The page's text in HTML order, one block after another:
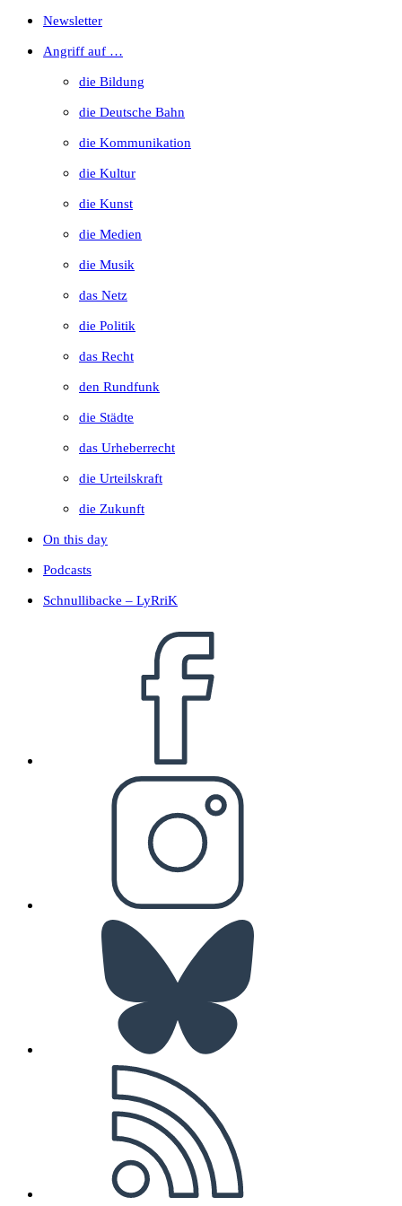
search
panel.
Newsletter
Angriff auf …
die Bildung
die Deutsche Bahn
die Kommunikation
die Kultur
die Kunst
die Medien
die Musik
das Netz
die Politik
das Recht
den Rundfunk
die Städte
das Urheberrecht
die Urteilskraft
die Zukunft
On this day
Podcasts
Schnullibacke – LyRriK